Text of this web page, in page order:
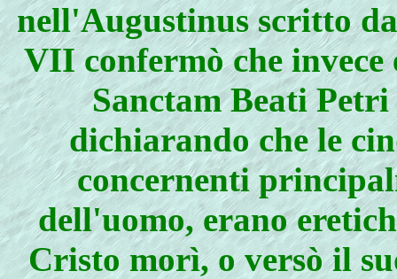
nell'Augustinus scritto
VII confermò che
Sanctam Beati Petri
dichiarando che le
concernenti
dell'uomo, erano
Cristo morì, o versò il